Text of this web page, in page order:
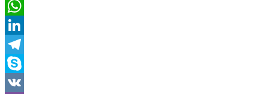
Email
WhatsApp
LinkedIn
Telegram
Skype